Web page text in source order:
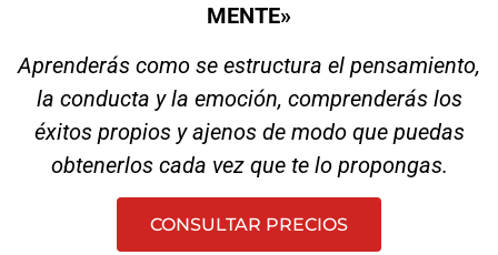
MENTE»
Aprenderás como se estructura el pensamiento,
la conducta y la emoción, comprenderás los
éxitos propios y ajenos de modo que puedas
obtenerlos cada vez que te lo propongas.
CONSULTAR PRECIOS